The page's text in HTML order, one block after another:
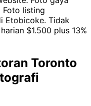
Foto listing
Etobicoke. Tidak
$1.500 plus 13%
Toronto